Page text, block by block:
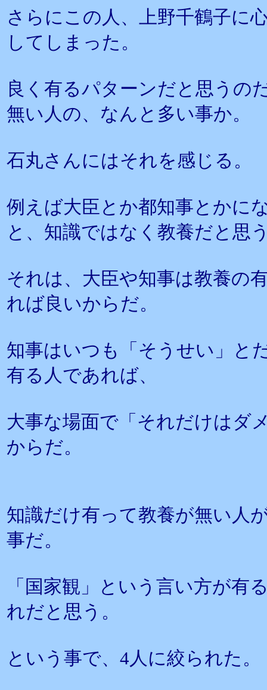
さらにこの人、上野千鶴子に
してしまった。
良く有るパターンだと思うの
無い人の、なんと多い事か。
石丸さんにはそれを感じる。
例えば大臣とか都知事とかに
と、知識ではなく教養だと思
それは、大臣や知事は教養の
れば良いからだ。
知事はいつも「そうせい」と
有る人であれば、
大事な場面で「それだけはダ
からだ。
知識だけ有って教養が無い人
事だ。
「国家観」という言い方が有
れだと思う。
という事で、4人に絞られた。